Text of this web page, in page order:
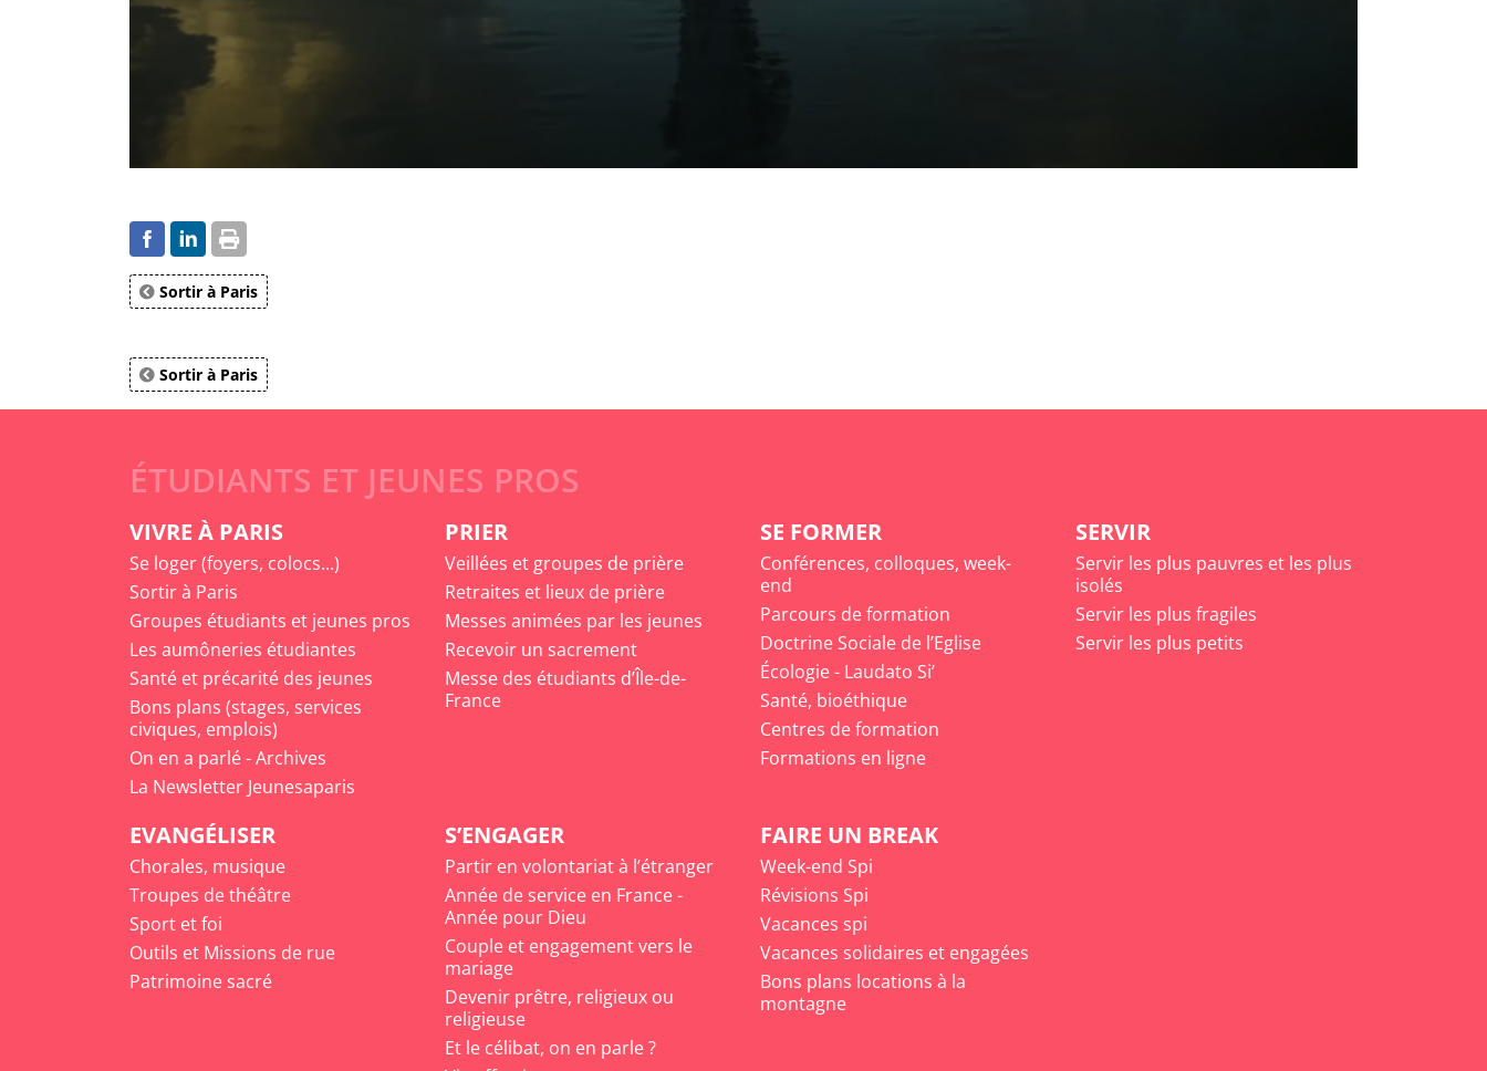
Sortir à Paris
Sortir à Paris
ÉTUDIANTS ET JEUNES PROS
VIVRE À PARIS
Se loger (foyers, colocs...)
Sortir à Paris
Groupes étudiants et jeunes pros
Les aumôneries étudiantes
Santé et précarité des jeunes
Bons plans (stages, services
civiques, emplois)
On en a parlé - Archives
La Newsletter Jeunesaparis
PRIER
Veillées et groupes de prière
Retraites et lieux de prière
Messes animées par les jeunes
Recevoir un sacrement
Messe des étudiants d’Île-de-
France
SE FORMER
Conférences, colloques, week-
end
Parcours de formation
Doctrine Sociale de l’Eglise
Écologie - Laudato Si’
Santé, bioéthique
Centres de formation
Formations en ligne
SERVIR
Servir les plus pauvres et les plus
isolés
Servir les plus fragiles
Servir les plus petits
EVANGÉLISER
Chorales, musique
Troupes de théâtre
Sport et foi
Outils et Missions de rue
Patrimoine sacré
S’ENGAGER
Partir en volontariat à l’étranger
Année de service en France -
Année pour Dieu
Couple et engagement vers le
mariage
Devenir prêtre, religieux ou
religieuse
Et le célibat, on en parle ?
FAIRE UN BREAK
Week-end Spi
Révisions Spi
Vacances spi
Vacances solidaires et engagées
Bons plans locations à la
montagne